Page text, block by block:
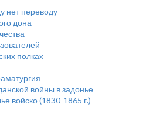
нет переводу
дона
полках
войны в задонье
войско (1830-1865 г.)